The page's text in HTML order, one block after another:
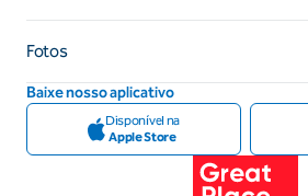
Fotos
Baixe nosso aplicativo
Disponível na
Apple Store